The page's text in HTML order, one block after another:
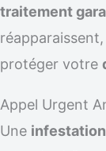
traitement
protéger votre
Appel Urgent
Une